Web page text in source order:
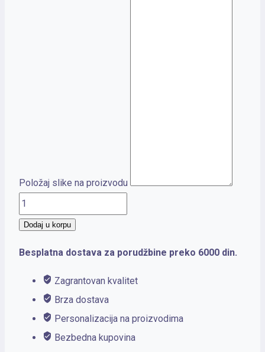
Položaj slike na proizvodu
KANSAS
količina
Dodaj u korpu
Besplatna dostava za porudžbine preko 6000 din.
Zagrantovan kvalitet
Brza dostava
Personalizacija na proizvodima
Bezbedna kupovina